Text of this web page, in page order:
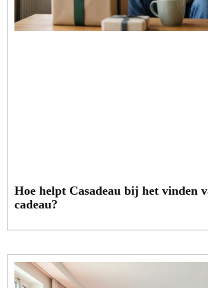
Hoe helpt Casadeau bij het vinden
cadeau?